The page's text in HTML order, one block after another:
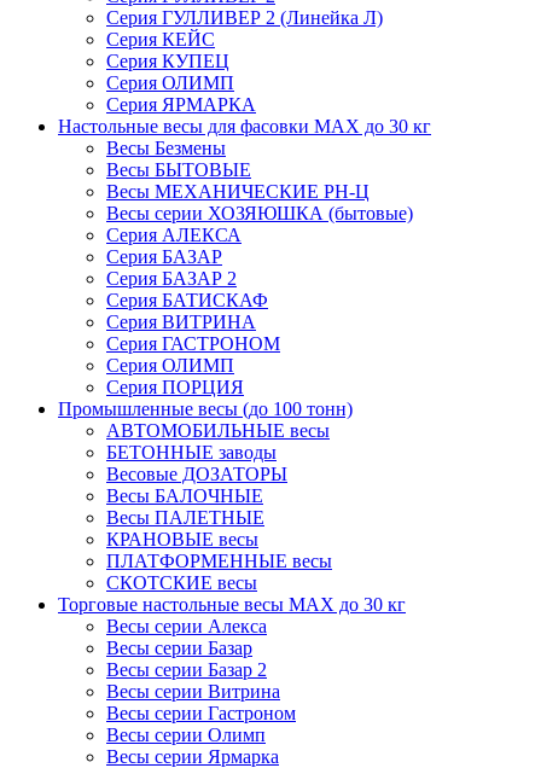
Серия ГУЛЛИВЕР 2 (Линейка Л)
Серия КЕЙС
Серия КУПЕЦ
Серия ОЛИМП
Серия ЯРМАРКА
Настольные весы для фасовки MAX до 30 кг
Весы Безмены
Весы БЫТОВЫЕ
Весы МЕХАНИЧЕСКИЕ РН-Ц
Весы серии ХОЗЯЮШКА (бытовые)
Серия АЛЕКСА
Серия БАЗАР
Серия БАЗАР 2
Серия БАТИСКАФ
Серия ВИТРИНА
Серия ГАСТРОНОМ
Серия ОЛИМП
Серия ПОРЦИЯ
Промышленные весы (до 100 тонн)
АВТОМОБИЛЬНЫЕ весы
БЕТОННЫЕ заводы
Весовые ДОЗАТОРЫ
Весы БАЛОЧНЫЕ
Весы ПАЛЕТНЫЕ
КРАНОВЫЕ весы
ПЛАТФОРМЕННЫЕ весы
СКОТСКИЕ весы
Торговые настольные весы MAX до 30 кг
Весы серии Алекса
Весы серии Базар
Весы серии Базар 2
Весы серии Витрина
Весы серии Гастроном
Весы серии Олимп
Весы серии Ярмарка